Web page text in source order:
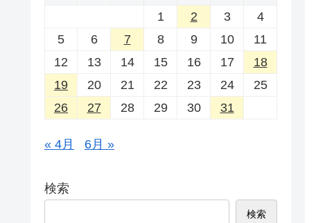
1
2 3
4
5
6 7 8 9 10
11
12
13 14 15 16 17
18
19
20 21 22 23 24
25
26
27 28 29 30 31
« 4月 6月 »
検索
検索